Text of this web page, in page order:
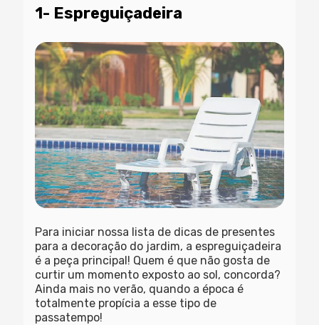
1- Espreguiçadeira
Para iniciar nossa lista de dicas de presentes
para a decoração do jardim, a espreguiçadeira
é a peça principal! Quem é que não gosta de
curtir um momento exposto ao sol, concorda?
Ainda mais no verão, quando a época é
totalmente propícia a esse tipo de
passatempo!